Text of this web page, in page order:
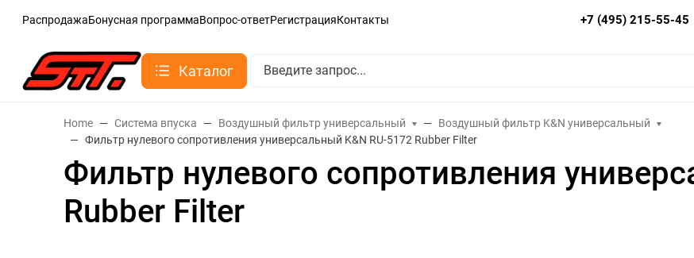
РаспродажаБонусная программаВопрос-ответРегистрацияКонтакты +7 (495) 215-55-45
Каталог
Home Система впуска Воздушный фильтр универсальный
Воздушный фильтр K&N универсальный
Фильтр нулевого сопротивления универсальный K&N RU-5172 Rubber Filter
Фильтр нулевого сопротивления
Rubber Filter